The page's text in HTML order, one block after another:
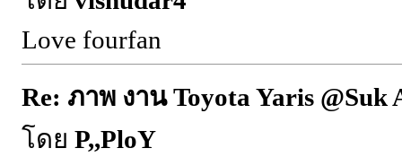
Love fourfan
Re: ภาพ งาน Toyota Yaris
โดย P,,PloY